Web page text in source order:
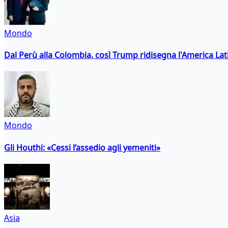
Mondo
Dal Perù alla Colombia, così Trump ridisegna l'America
Mondo
Gli Houthi: «Cessi l’assedio agli yemeniti»
Asia